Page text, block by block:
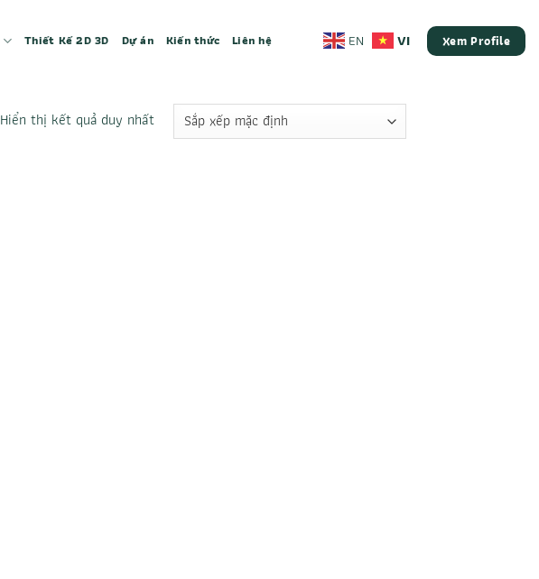
Thiết Kế 2D 3D Dự án Kiến thức Liên hệ EN VI Xem Profile
Hiển thị kết quả duy nhất